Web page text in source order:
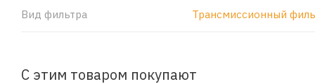
Вид фильтра Трансмиссионный
С этим товаром покупают